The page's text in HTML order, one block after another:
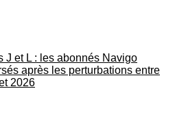
J et L : les abonnés Navigo
après les perturbations entre
2026